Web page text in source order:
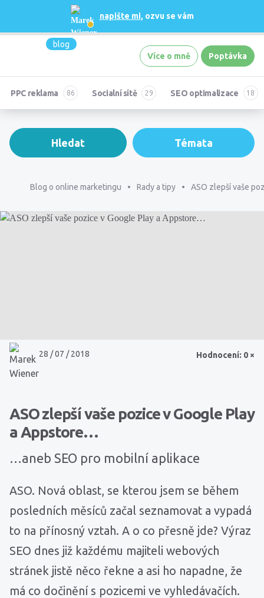
napište mi, ozvu se vám
blog
Více o mně
Poptávka
PPC reklama Socialní sítě SEO optimalizace
Blog o online marketingu Rady a tipy ASO zlepší vaše
28 / 07 / 2018 Hodnocení: 0 ×
ASO zlepší vaše pozice v Google Play
a Appstore…
…aneb SEO pro mobilní aplikace
ASO. Nová oblast, se kterou jsem se během
posledních měsíců začal seznamovat a vypadá
to na přínosný vztah. A o co přesně jde? Výraz
SEO dnes již každému majiteli webových
stránek jistě něco řekne a asi ho napadne, že
má co dočinění s pozicemi ve vyhledávačích.
Hledat Témata